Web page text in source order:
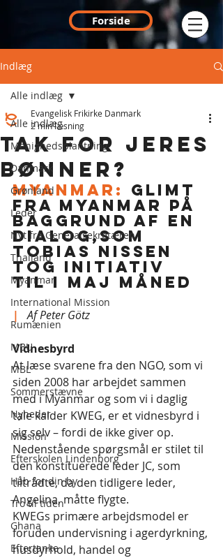
Forside
Indlæg
Alle indlæg
Menighedsplantning
Danmark
Grønland
Leder
Nyt fra Generalsekretæren
Thailand
Myanmar
International Mission
Rumænien
MBU
MBL
Sommerstævne
Nyheder
Mission
Efterskolen Lindenborg
Håb for din by
Tro til tiden
Ghana
Eftertanke
Alle indlæg
Tak for jeres
bønner?
Evangelisk Frikirke Danmark
2 min læsning
MYANMAR: Glimt
fra Myanmar på
baggrund af en
dialog,som
Tobias Nissen
tog initiativ
til i maj måneD
| Af Peter Götz
Vidnesbyrd
At læse svarene fra den NGO, som vi
siden 2008 har arbejdet sammen
med i Myanmar og som vi i daglig
tale kalder KWEG, er et vidnesbyrd i
sig selv – fordi de ikke giver op.
Nedenstående spørgsmål er stilet til
den konstituerede leder JC, som
tiltrådte, da den tidligere leder,
Angelina, måtte flygte.
KWEGs primære arbejdsmodel er
foruden undervisning i agerdyrkning,
husdyrhold, handel og